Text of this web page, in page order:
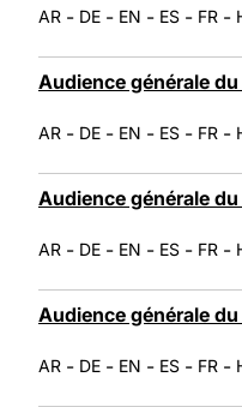
AR - DE - EN - ES - FR -
Audience générale
AR - DE - EN - ES - FR -
Audience générale
AR - DE - EN - ES - FR -
Audience générale
AR - DE - EN - ES - FR -